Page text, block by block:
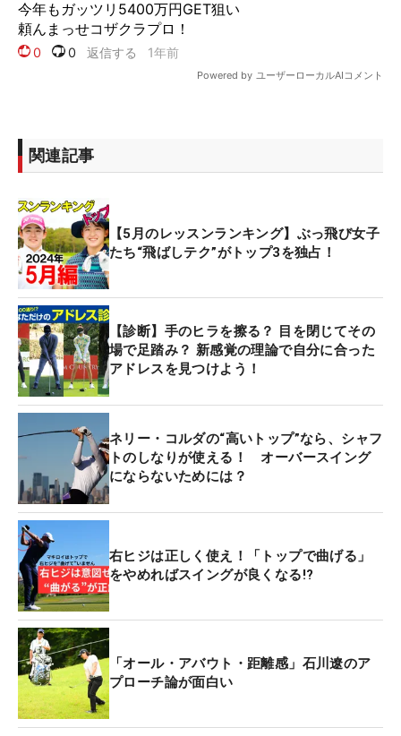
関連記事
【5月のレッスンランキング】ぶっ飛び女子
たち“飛ばしテク”がトップ3を独占！
【診断】手のヒラを擦る？ 目を閉じてその
場で足踏み？ 新感覚の理論で自分に合った
アドレスを見つけよう！
ネリー・コルダの“高いトップ”なら、シャフ
トのしなりが使える！ オーバースイング
にならないためには？
右ヒジは正しく使え！「トップで曲げる」
をやめればスイングが良くなる!?
「オール・アバウト・距離感」石川遼のア
プローチ論が面白い